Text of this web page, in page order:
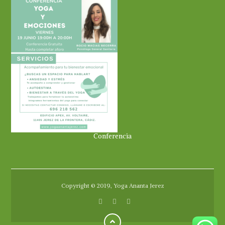
Conferencia
Copyright © 2019, Yoga Ananta Jerez